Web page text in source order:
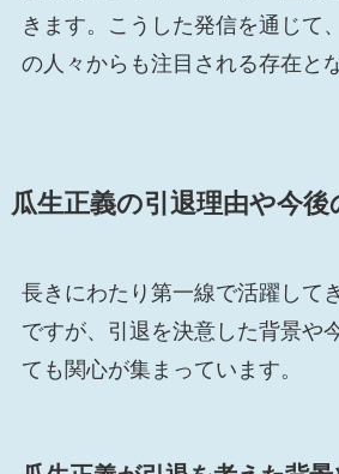
きます。こうした発信を通じて
の人々からも注目される存在と
瓜生正義の引退理由や今後
長きにわたり第一線で活躍して
ですが、引退を決意した背景や
ても関心が集まっています。